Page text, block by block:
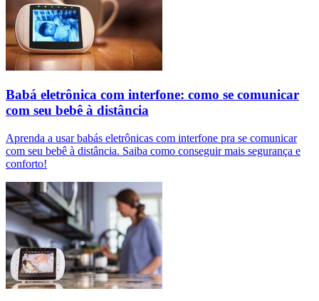
Babá eletrônica com interfone: como se comunicar
com seu bebê à distância
Aprenda a usar babás eletrônicas com interfone pra se comunicar
com seu bebê à distância. Saiba como conseguir mais segurança e
conforto!